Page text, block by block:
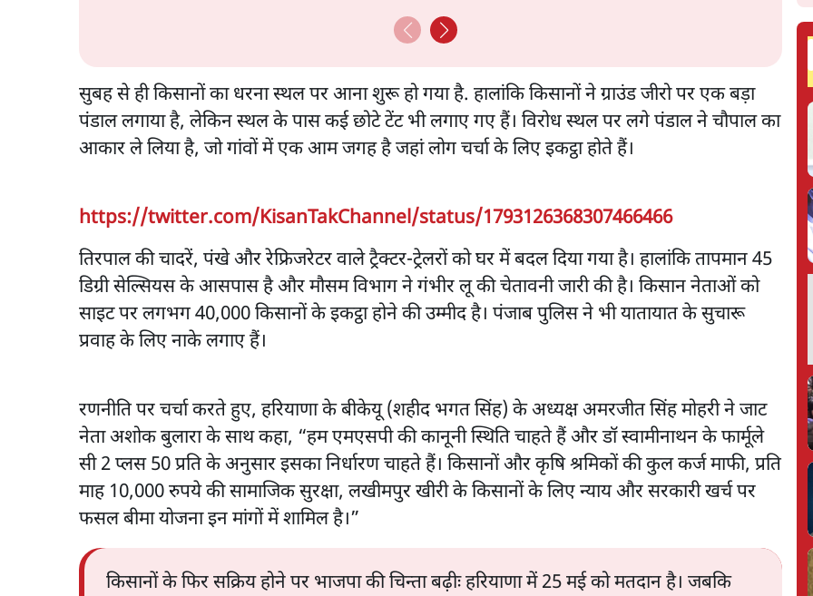
सुबह से ही किसानों का धरना स्थल पर आना शुरू हो गया है. हालांकि किसानों ने ग्राउंड जीरो पर एक बड़ा
पंडाल लगाया है, लेकिन स्थल के पास कई छोटे टेंट भी लगाए गए हैं। विरोध स्थल पर लगे पंडाल ने चौपाल का
आकार ले लिया है, जो गांवों में एक आम जगह है जहां लोग चर्चा के लिए इकट्ठा होते हैं।
https://twitter.com/KisanTakChannel/status/1793126368307466466
तिरपाल की चादरें, पंखे और रेफ्रिजरेटर वाले ट्रैक्टर-ट्रेलरों को घर में बदल दिया गया है। हालांकि तापमान 45
डिग्री सेल्सियस के आसपास है और मौसम विभाग ने गंभीर लू की चेतावनी जारी की है। किसान नेताओं को
साइट पर लगभग 40,000 किसानों के इकट्ठा होने की उम्मीद है। पंजाब पुलिस ने भी यातायात के सुचारू
प्रवाह के लिए नाके लगाए हैं।
रणनीति पर चर्चा करते हुए, हरियाणा के बीकेयू (शहीद भगत सिंह) के अध्यक्ष अमरजीत सिंह मोहरी ने जाट
नेता अशोक बुलारा के साथ कहा, “हम एमएसपी की कानूनी स्थिति चाहते हैं और डॉ स्वामीनाथन के फार्मूले
सी 2 प्लस 50 प्रति के अनुसार इसका निर्धारण चाहते हैं। किसानों और कृषि श्रमिकों की कुल कर्ज माफी, प्रति
माह 10,000 रुपये की सामाजिक सुरक्षा, लखीमपुर खीरी के किसानों के लिए न्याय और सरकारी खर्च पर
फसल बीमा योजना इन मांगों में शामिल है।”
किसानों के फिर सक्रिय होने पर भाजपा की चिन्ता बढ़ीः हरियाणा में 25 मई को मतदान है। जबकि